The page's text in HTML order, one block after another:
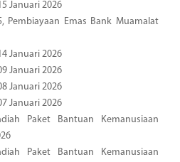
Januari 2026
Pembiayaan Emas Bank Muamalat
Januari 2026
Januari 2026
Januari 2026
Januari 2026
Paket Bantuan Kemanusiaan
Paket Bantuan Kemanusiaan